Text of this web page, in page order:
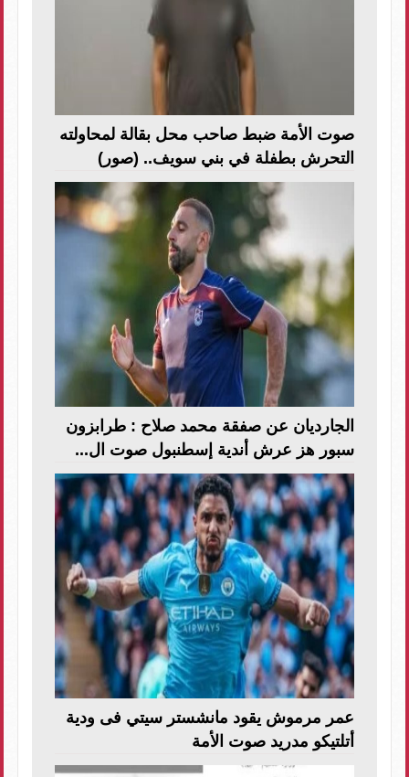
صوت الأمة ضبط صاحب محل بقالة لمحاولته
التحرش بطفلة في بني سويف.. (صور)
الجارديان عن صفقة محمد صلاح : طرابزون
سبور هز عرش أندية إسطنبول صوت ال...
عمر مرموش يقود مانشستر سيتي فى ودية
أتلتيكو مدريد صوت الأمة